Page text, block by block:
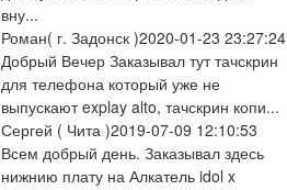
вну...
Роман( г. Задонск )2020-01-23 23:27:24
Добрый Вечер Заказывал тут тачскрин
для телефона который уже не
выпускают explay alto, тачскрин копи...
Сергей ( Чита )2019-07-09 12:10:53
Всем добрый день. Заказывал здесь
нижнию плату на Алкатель idol x